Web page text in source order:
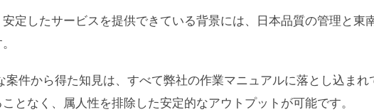
定したサービスを提供できている背景には、日本品質の管理と東
案件から得た知見は、すべて弊社の作業マニュアルに落とし込ま
となく、属人性を排除した安定的なアウトプットが可能です。